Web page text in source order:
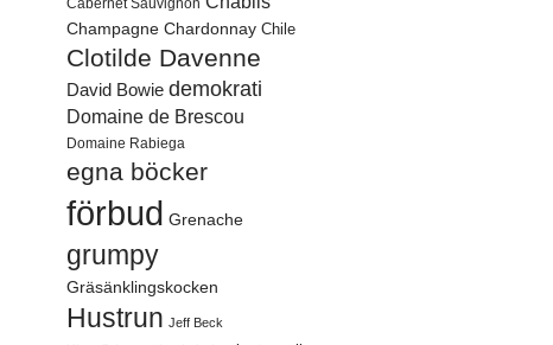
Cabernet Sauvignon
Champagne Chardonnay Chile
Clotilde Davenne
David Bowie demokrati
Domaine de Brescou
Domaine Rabiega
egna böcker
förbud Grenache
grumpy
Gräsänklingskocken
Hustrun Jeff Beck